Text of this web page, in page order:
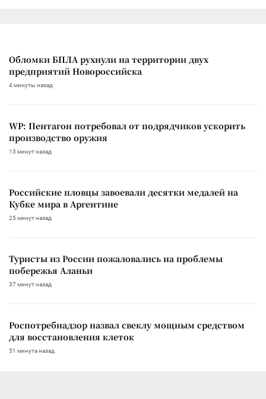
Обломки БПЛА рухнули на территории двух
предприятий Новороссийска
4 минуты назад
WP: Пентагон потребовал от подрядчиков ускорить
производство оружия
13 минут назад
Российские пловцы завоевали десятки медалей на
Кубке мира в Аргентине
25 минут назад
Туристы из России пожаловались на проблемы
побережья Аланьи
37 минут назад
Роспотребнадзор назвал свеклу мощным средством
для восстановления клеток
51 минута назад